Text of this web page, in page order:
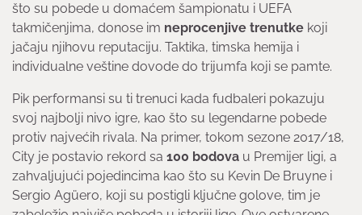
što su pobede u domaćem šampionatu i UEFA
takmičenjima, donose im neprocenjive trenutke koji
jačaju njihovu reputaciju. Taktika, timska hemija i
individualne veštine dovode do trijumfa koji se pamte.
Pik performansi su ti trenuci kada fudbaleri pokazuju
svoj najbolji nivo igre, kao što su legendarne pobede
protiv najvećih rivala. Na primer, tokom sezone 2017/18,
City je postavio rekord sa 100 bodova u Premijer ligi, a
zahvaljujući pojedincima kao što su Kevin De Bruyne i
Sergio Agüero, koji su postigli ključne golove, tim je